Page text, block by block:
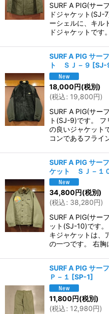
SURF A PIG(サー
ドジャケット(SJ-
ーシェルに、キル
ドジャケットで
SURF A PIG サー
ト ＳＪ－９ [SJ-
18,000円(税別)
(税込: 19,800円)
SURF A PIG(サー
ト(SJ-9)です。
の良いジャケット
コンであるフライ
SURF A PIG サー
ケット ＳＪ－１
34,800円(税別)
(税込: 38,280円)
SURF A PIG(サー
ット(SJ-10)です
キジャケットは、
の一つです。 右
SURF A PIG サ
Ｐ－１ [SP-1]
11,800円(税別)
(税込: 12,980円)